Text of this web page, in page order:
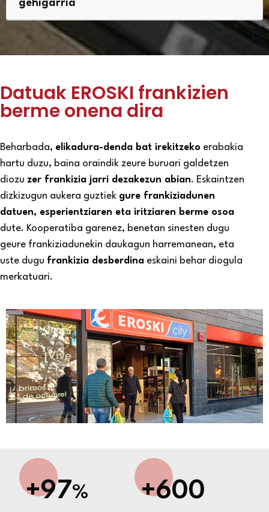
gehigarria
Datuak EROSKI frankizien
berme onena dira
Beharbada, elikadura-denda bat irekitzeko erabakia
hartu duzu, baina oraindik zeure buruari galdetzen
diozu zer frankizia jarri dezakezun abian. Eskaintzen
dizkizugun aukera guztiek gure frankiziadunen
datuen, esperientziaren eta iritziaren berme osoa
dute. Kooperatiba garenez, benetan sinesten dugu
geure frankiziadunekin daukagun harremanean, eta
uste dugu frankizia desberdina eskaini behar diogula
merkatuari.
+97% +600